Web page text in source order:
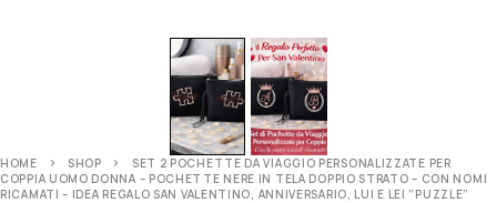
HOME SHOP
SET 2 POCHETTE DA VIAGGIO PERSONALIZZATE PER
COPPIA UOMO DONNA – POCHETTE NERE IN TELA DOPPIO STRATO – CON NOMI
RICAMATI – IDEA REGALO SAN VALENTINO, ANNIVERSARIO, LUI E LEI ”PUZZLE”